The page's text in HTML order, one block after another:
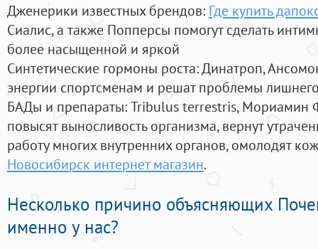
Дженерики известных брендов: Где купить
Сиалис, а также Попперсы помогут сделать
более насыщенной и яркой
Синтетические гормоны роста: Динатроп,
энергии спортсменам и решат проблемы
БАДы и препараты:Tribulus terrestris, Мориамин
повысят выносливость организма, вернут
работу многих внутренних органов, омолодят
Новосибирск интернет магазин.
Несколько причино объясняющих
именно у нас?